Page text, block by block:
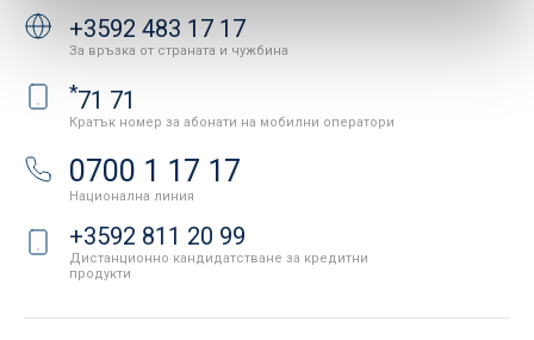
+3592 483 17 17
За връзка от страната и чужбина
*71 71
Кратък номер за абонати на мобилни оператори
0700 1 17 17
Национална линия
+3592 811 20 99
Дистанционно кандидатстване за кредитни
продукти